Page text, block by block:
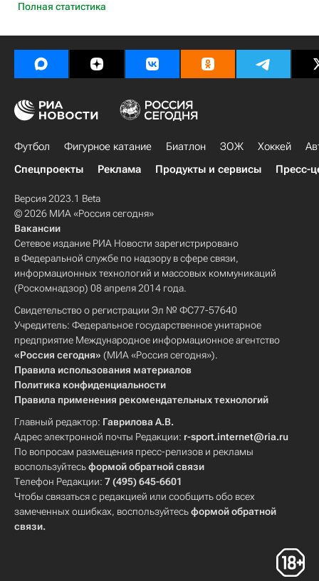
Полная статистика
Футбол Фигурное катание Биатлон ЗОЖ Хоккей
Спецпроекты
Реклама Продукты и сервисы Пресс-
Версия 2023.1 Beta
© 2026 МИА «Россия сегодня»
Вакансии
Сетевое издание РИА Новости зарегистрировано
в Федеральной службе по надзору в сфере связи,
информационных технологий и массовых коммуникаций
(Роскомнадзор) 08 апреля 2014 года.
Свидетельство о регистрации Эл № ФС77-57640
Учредитель: Федеральное государственное унитарное
предприятие Международное информационное агентство
«Россия сегодня» (МИА «Россия сегодня»).
Правила использования материалов
Политика конфиденциальности
Правила применения рекомендательных технологий
Главный редактор: Гаврилова А.В.
Адрес электронной почты Редакции: r-sport.internet@ria.ru
По вопросам размещения пресс-релизов и рекламы
воспользуйтесьформой обратной связи
Телефон Редакции: 7 (495) 645-6601
Чтобы связаться с редакцией или сообщить обо всех
замеченных ошибках, воспользуйтесьформой обратной
связи.